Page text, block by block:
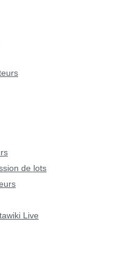
de lots
Live